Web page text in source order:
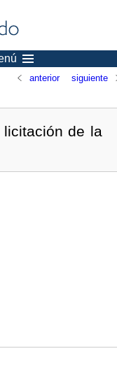
anterior siguiente
de la